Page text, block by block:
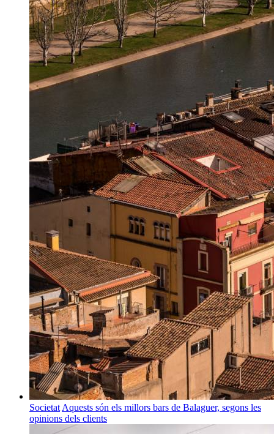
Societat Aquests són els millors bars de Balaguer, segons les
opinions dels clients